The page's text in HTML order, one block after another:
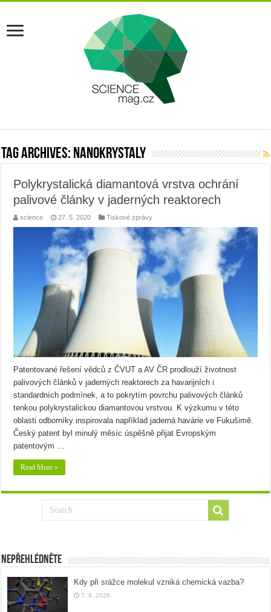
Tag Archives: nanokrystaly
Polykrystalická diamantová vrstva ochrání
palivové články v jaderných reaktorech
science 27. 5. 2020 Tiskové zprávy
Patentované řešení vědců z ČVUT a AV ČR prodlouží životnost
palivových článků v jaderných reaktorech za havarijních i
standardních podmínek, a to pokrytím povrchu palivových článků
tenkou polykrystalickou diamantovou vrstvou. K výzkumu v této
oblasti odborníky inspirovala například jaderná havárie ve Fukušimě.
Český patent byl minulý měsíc úspěšně přijat Evropským
patentovým …
Read More »
Nepřehlédněte
Kdy při srážce molekul vzniká chemická vazba?
7. 8. 2026